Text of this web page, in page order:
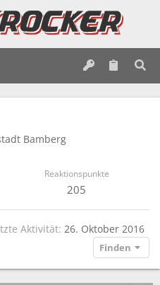
Bamberg
Reaktionspunkte
205
Aktivität 26. Oktober 2016
Finden